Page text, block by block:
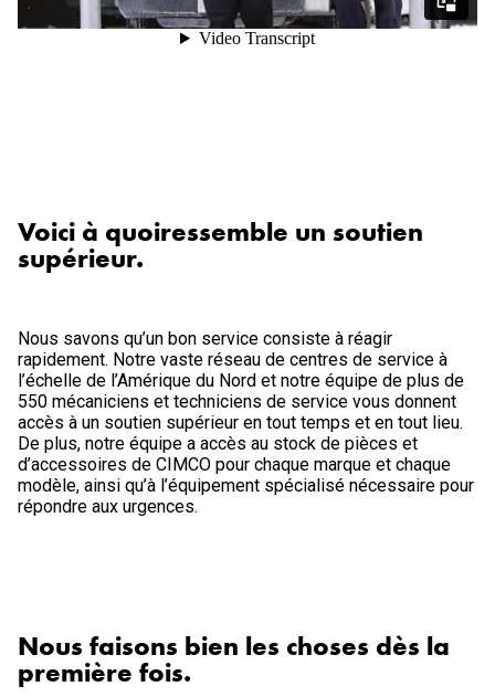
Voici à quoiressemble un soutien
supérieur.
Nous savons qu’un bon service consiste à réagir
rapidement. Notre vaste réseau de centres de service à
l’échelle de l’Amérique du Nord et notre équipe de plus de
550 mécaniciens et techniciens de service vous donnent
accès à un soutien supérieur en tout temps et en tout lieu.
De plus, notre équipe a accès au stock de pièces et
d’accessoires de CIMCO pour chaque marque et chaque
modèle, ainsi qu’à l’équipement spécialisé nécessaire pour
répondre aux urgences.
Nous faisons bien les choses dès la
première fois.